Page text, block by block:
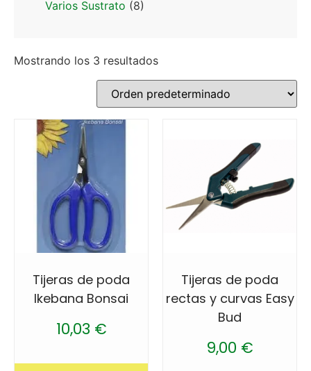
Varios Sustrato (8)
Mostrando los 3 resultados
Tijeras de poda
Ikebana Bonsai
10,03 €
Tijeras de poda
rectas y curvas Easy
Bud
9,00 €